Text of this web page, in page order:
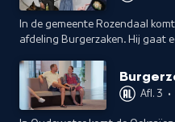
In de gemeente Rozendaal
afdeling Burgerzaken. Hij gaat
Afl. 3 •